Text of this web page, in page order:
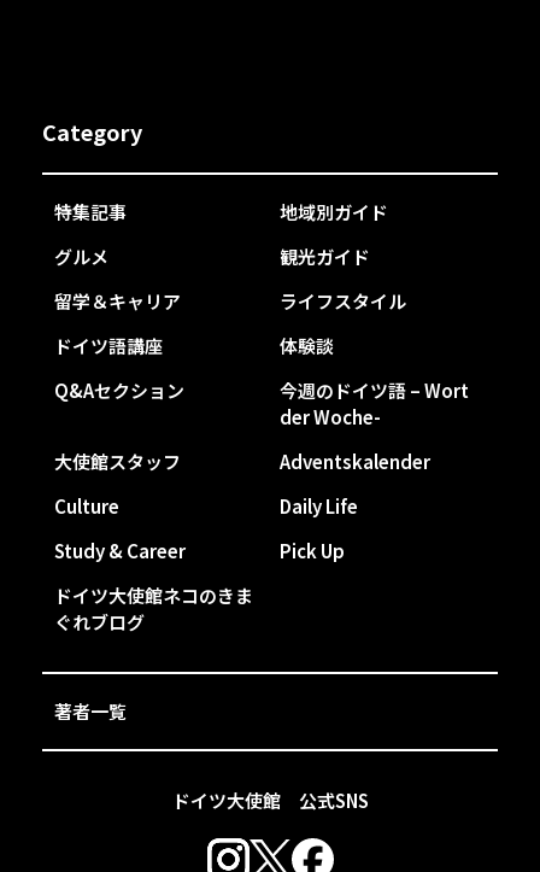
ドイツ大使館 公式SNS
Category
特集記事
地域別ガイド
グルメ
観光ガイド
留学＆キャリア
ライフスタイル
ドイツ語講座
体験談
Q&Aセクション
今週のドイツ語 – Wort
der Woche-
大使館スタッフ
Adventskalender
Culture
Daily Life
Study & Career
Pick Up
ドイツ大使館ネコのきま
ぐれブログ
著者一覧